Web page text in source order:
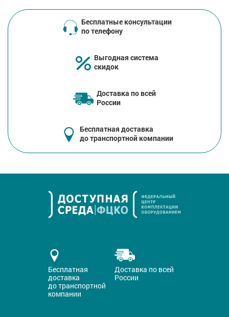
Бесплатные консультации
по телефону
Выгодная система
скидок
Доставка по всей
России
Бесплатная доставка
до транспортной компании
Бесплатная
доставка
до транспортной
компании
Доставка по всей
России